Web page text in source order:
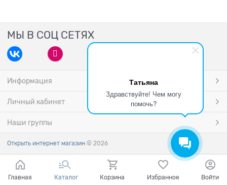
Татьяна
Здравствуйте! Чем могу
помочь?
МЫ В СОЦ СЕТЯХ
Информация
Личный кабинет
Наши группы
Открыть интернет магазин © 2026
Главная Каталог Корзина Избранное Войти